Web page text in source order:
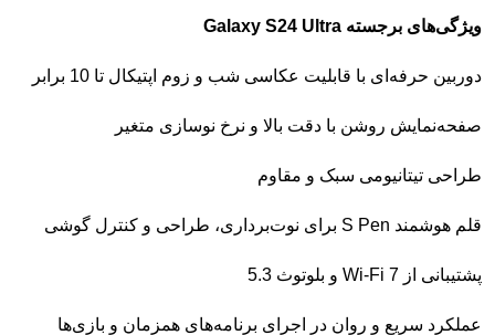
ویژگی‌های برجسته Galaxy S24 Ultra
دوربین حرفه‌ای با قابلیت عکاسی شب و زوم اپتیکال تا 10 برابر
صفحه‌نمایش روشن با دقت بالا و نرخ نوسازی متغیر
طراحی تیتانیومی سبک و مقاوم
قلم هوشمند S Pen برای نوت‌برداری، طراحی و کنترل گوشی
پشتیبانی از Wi-Fi 7 و بلوتوث 5.3
عملکرد سریع و روان در اجرای برنامه‌های همزمان و بازی‌ها